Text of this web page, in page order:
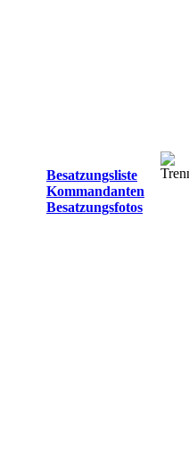
Besatzungsliste
Kommandanten
Besatzungsfotos